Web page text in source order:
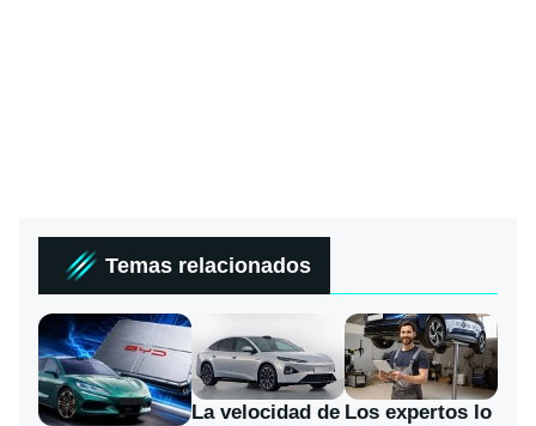
Temas relacionados
La velocidad de Los expertos lo